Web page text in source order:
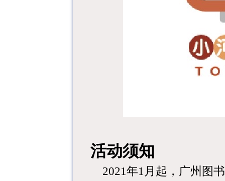
活动须知
2021年1 月起，广州图